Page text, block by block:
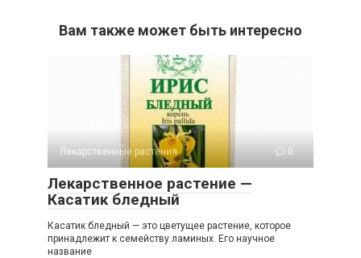
Вам также может быть интересно
Лекарственные растения 0
Лекарственное растение —
Касатик бледный
Касатик бледный — это цветущее растение, которое
принадлежит к семейству ламиных. Его научное
название